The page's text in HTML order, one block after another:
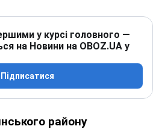
у курсі головного —
на Новини на OBOZ.UA у
Підписатися
району